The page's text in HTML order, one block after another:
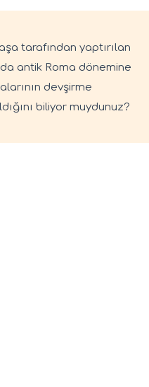
tarafından yaptırılan
antik Roma dönemine
devşirme
biliyor muydunuz?